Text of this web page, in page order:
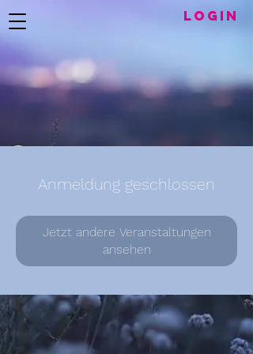
LogIN
Anmeldung geschlossen
Jetzt andere Veranstaltungen
ansehen